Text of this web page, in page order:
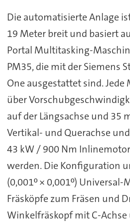
Die automatisierte Anlage
19 Meter breit und basiert
Portal Multitasking-
PM35, die mit der Siemens
One ausgestattet sind.
über
auf der Längsachse und 35
Vertikal- und Querachse
43 kW / 900 Nm
werden. Die Konfiguration
(0,001º × 0,001º)
Fräsköpfe zum Fräsen und
Winkelfräskopf mit C-Achse